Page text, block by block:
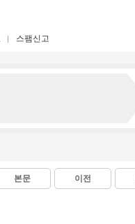
스팸신고
본문 이전